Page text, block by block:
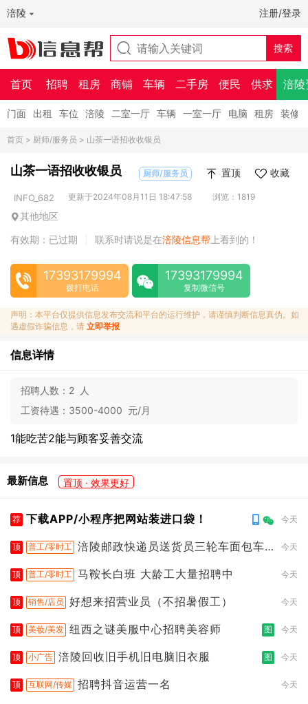
涪陵 注册/登录
首页 招聘 租房 商铺 车辆 二手房 便民 供求 涪陵
门面 出租 车位 涪陵 二室一厅 车辆 一室一厅 电脑 租房 装修
首页 > 厨师/服务员 > 山茶一语招收收银员
山茶一语招收收银员 厨师/服务员 置顶 收藏
INFO_682 更新于2024年08月11日 18:47:58 浏览：1819
其他地区
有效期：已过期
联系时请说是在涪陵信息帮 上看到的！
17393179994
拨打电话
17393179994
复制微信号
声明：本平台仅提供信息发布交流和平台的运行维护，请谨慎判断信息真伪。如
遇虚假诈骗信息，请 立即举报
信息详情
招聘人数： 2 人
工资待遇： 3500-4000 元/月
1能吃苦2能与顾客妥善交流
最新信息 置顶 · 效果更好
荐 下载APP/小程序把网站装进口袋！ 今天
顶 普工/零时工 涪陵邮政快递员送货员三轮车面包车
今天
顶 普工/零时工 马鞍长白班 大龄工大量招聘中 今天
顶 销售/店员 好想来招营业员（不招暑假工） 今天
顶 美妆/美发 纽西之谜美服中心招聘美容师 图 今天
顶 小广告 涪陵回收旧手机旧电脑旧衣服 图 今天
顶 互联网/传媒 招聘抖音运营一名 今天